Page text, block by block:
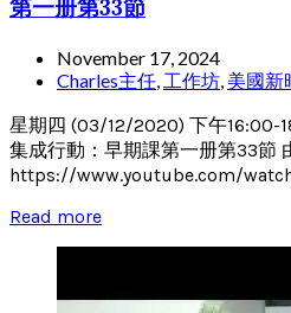
第一册第33節
November 17, 2024
Charles主任, 工作坊, 美國新
星期四 (03/12/2020) 下午16:00-
集成行動：早期課第一册第33節
https://www.youtube.com/
Read more